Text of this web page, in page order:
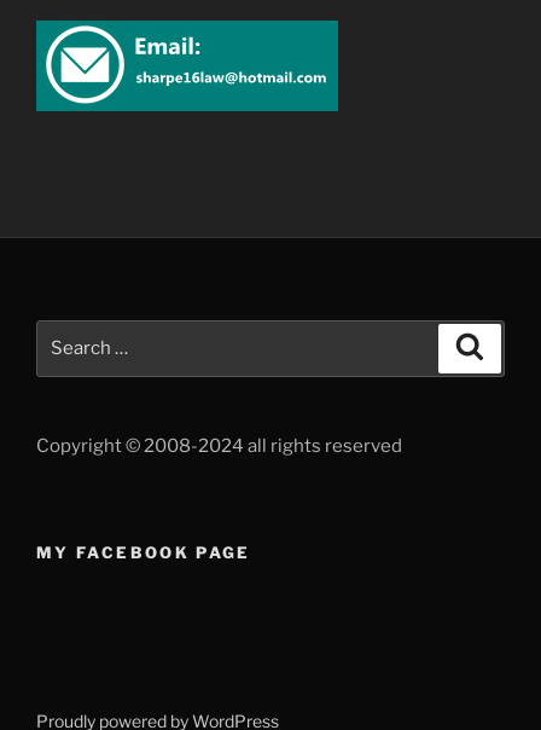
Copyright © 2008-2024 all rights reserved
MY FACEBOOK PAGE
Proudly powered by WordPress